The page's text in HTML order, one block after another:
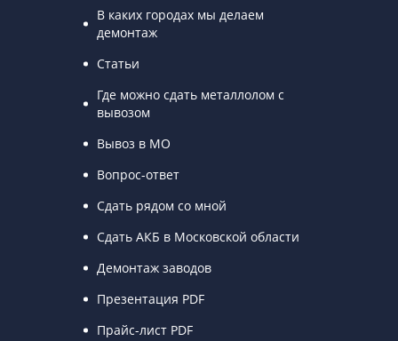
В каких городах мы делаем
демонтаж
Статьи
Где можно сдать металлолом с
вывозом
Вывоз в МО
Вопрос-ответ
Сдать рядом со мной
Сдать АКБ в Московской области
Демонтаж заводов
Презентация PDF
Прайс-лист PDF